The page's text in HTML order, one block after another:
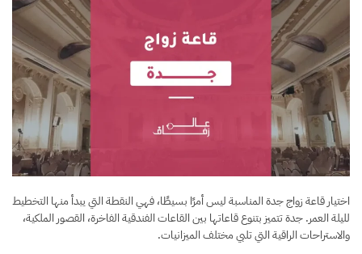
اختيار قاعة زواج جدة المناسبة ليس أمرًا بسيطًا، فهي النقطة التي يبدأ منها التخطيط
لليلة العمر. جدة تتميز بتنوع قاعاتها بين القاعات الفندقية الفاخرة، القصور الملكية،
والاستراحات الراقية التي تلبي مختلف الميزانيات.